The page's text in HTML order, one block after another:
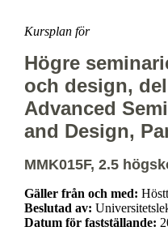
Kursplan för
Högre
och design,
Advanced
and Design,
MMK015F, 2.5
Gäller från och med:
Beslutad av:
Datum för fastställande: